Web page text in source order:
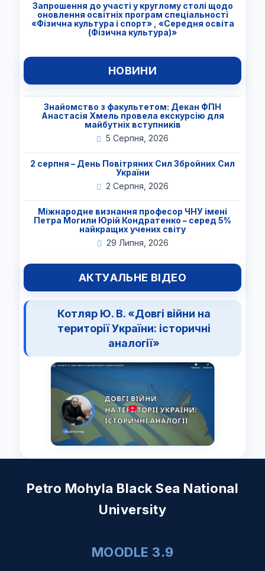
Запрошення до участі у круглому столі щодо
оновлення освітніх програм спеціальності
«Фізична культура і спорт» , «Середня освіта
(Фізична культура)»
НОВИНИ
Знайомство з факультетом: Декан ФПН
Анастасія Хмель провела екскурсію для
майбутніх вступників
5 Серпня, 2026
2 серпня – День Повітряних Сил Збройних Сил
України
2 Серпня, 2026
Міжнародне визнання професор ЧНУ імені
Петра Могили Юрій Кондратенко – серед 5%
найкращих учених світу
29 Липня, 2026
АКТУАЛЬНЕ ВІДЕО
Котляр Ю. В. «Довгі війни на
території України: історичні
аналогії»
Petro Mohyla Black Sea National
University
MOODLE 3.9